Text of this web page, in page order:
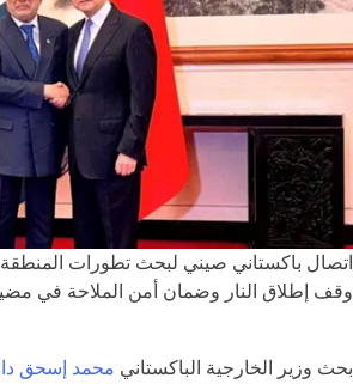
اتصال باكستاني صيني لبحث تطورات المنطقة
وقف إطلاق النار وضمان أمن الملاحة في
بحث وزير الخارجية الباكستاني محمد إسحق